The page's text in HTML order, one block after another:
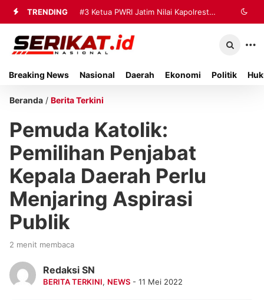
TRENDING #3 Ketua PWRI Jatim Nilai Kapolresta
Sumenep Berhasil Bangun Kemitraan
Breaking News Nasional Daerah Ekonomi Politik
Beranda / Berita Terkini
Pemuda Katolik:
Pemilihan Penjabat
Kepala Daerah Perlu
Menjaring Aspirasi
Publik
2 menit membaca
Redaksi SN
BERITA TERKINI, NEWS - 11 Mei 2022